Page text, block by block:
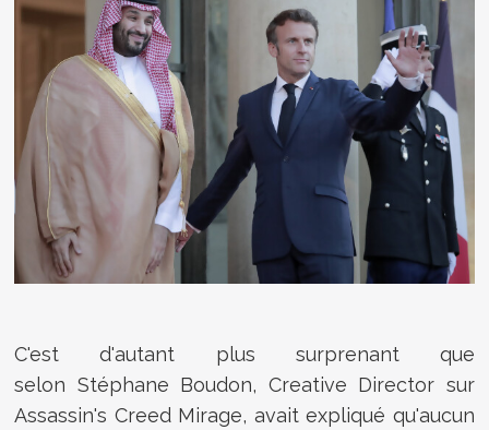
C'est d'autant plus surprenant que
selon Stéphane Boudon, Creative Director sur
Assassin's Creed Mirage, avait expliqué qu'aucun